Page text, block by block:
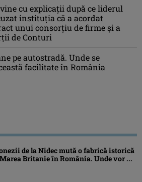
cu explicații după ce liderul
instituția că a acordat
unui consorțiu de firme și a
de Conturi
pe autostradă. Unde se
facilitate în România
de la Nidec mută o fabrică istorică
Britanie în România. Unde vor ...